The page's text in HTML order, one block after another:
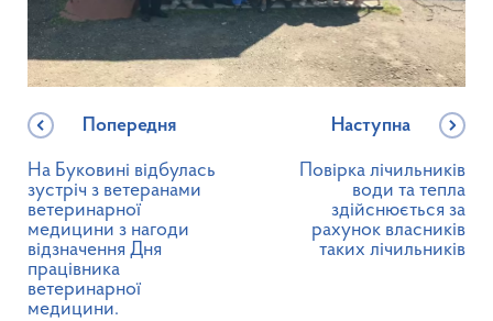
Попередня
На Буковині відбулась
зустріч з ветеранами
ветеринарної
медицини з нагоди
відзначення Дня
працівника
ветеринарної
медицини.
Наступна
Повірка лічильників
води та тепла
здійснюється за
рахунок власників
таких лічильників